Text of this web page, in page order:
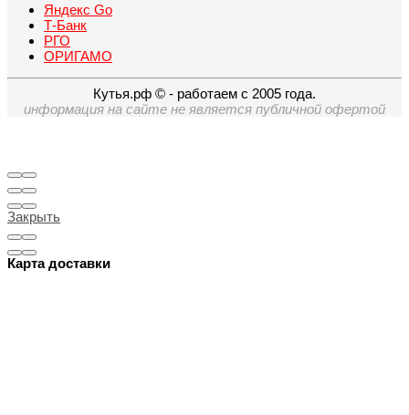
Яндекс Go
Т-Банк
РГО
ОРИГАМО
Кутья.рф © - работаем с 2005 года.
информация на сайте не является публичной офертой
Закрыть
Карта доставки